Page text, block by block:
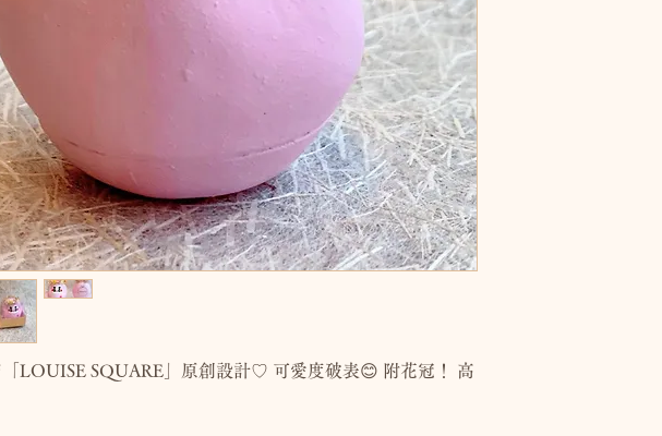
LOUISE SQUARE」原創設計♡ 可愛度破表😊 附花冠！ 高